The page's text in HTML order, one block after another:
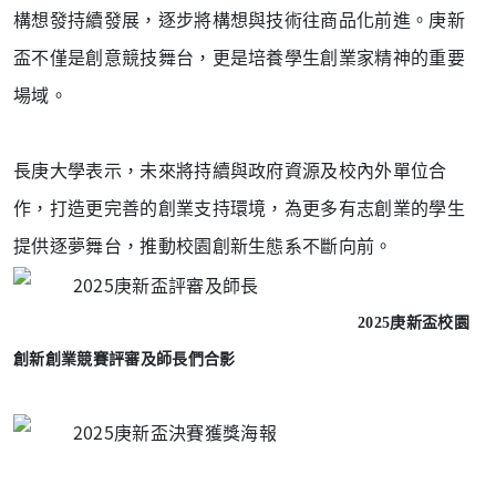
構想發持續發展，逐步將構想與技術往商品化前進。 庚新
盃不僅是創意競技舞台，更是培養學生創業家精神的重要
場域。
長庚大學表示，未來將持續與政府資源及校內外單位合
作，打造更完善的創業支持環境，為更多有志創業的學生
提供逐夢舞台，推動校園創新生態系不斷向前。
2025庚新盃校園
創新創業競賽評審及師長們合影